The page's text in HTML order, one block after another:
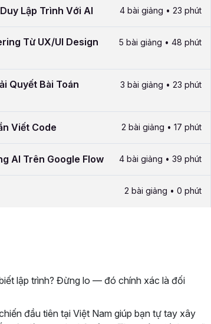
Lập Trình Với AI 4 bài giảng • 23 phút
Từ UX/UI Design
5 bài giảng • 48 phút
Quyết Bài Toán
3 bài giảng • 23 phút
Viết Code 2 bài giảng • 17 phút
AI Trên Google Flow 4 bài giảng • 39 phút
2 bài giảng • 0 phút
lập trình? Đừng lo — đó chính xác là đối
đầu tiên tại Việt Nam giúp bạn tự tay xây